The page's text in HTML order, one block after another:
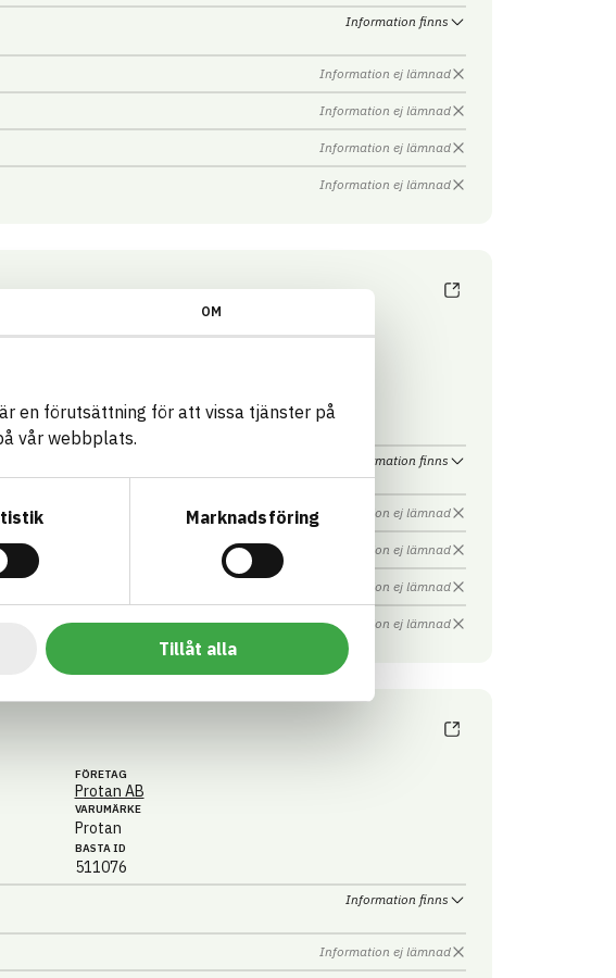
OM
en förutsättning för att vissa tjänster på
vår webbplats.
Marknadsföring
Tillåt alla
Information finns
Information ej lämnad
Information ej lämnad
Information ej lämnad
Information ej lämnad
FÖRETAG
BASTA ID
511075
Information finns
Information ej lämnad
Information ej lämnad
Information ej lämnad
Information ej lämnad
FÖRETAG
Protan AB
VARUMÄRKE
Protan
BASTA ID
511076
Information finns
Information ej lämnad